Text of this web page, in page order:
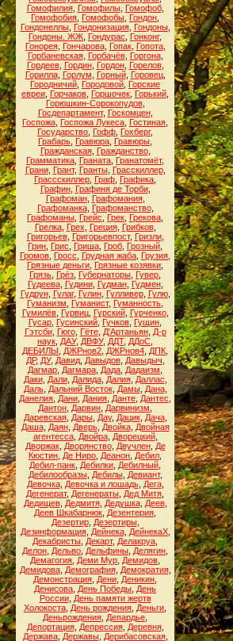
Гомофилия, Гомофилы, Гомофоб,
Гомофобия Гомофобы Гондон
Гондонеллы, Гондонизация, Гондоны,
Гондоны. ЖЖ Гондурас Гонконг,
Гонорея, Гончарова, Гопак, Гопота,
Горбаневская, Горбачёв, Горгона,
Гордеев, Гордин, Гордон, Горелов,
Горилла, Горлум Горный, Горовец,
Городничий Городовой Горские
евреи Горчаков Горшочек Горький
Горюшкин-Сорокопудов,
Госдепартамент, Госкомцен,
Госпожа Госпожа Лукеса Гостиная
Государство Гофф Гохберг,
Грабарь Гравюра Гравюры
Гражданская, Гражданство,
Грамматика Граната Гранатомёт,
Грани, Грант, Гранты, Грасскиллер,
Грассскиллер Граф Графика
Графин, Графиня де Торби,
Графоман, Графомания,
Графоманка, Графоманство,
Графоманы Грейс Грек Грекова
Грелка, Грех Греция, Грибков,
Григорьев, Григорьевпост, Гризли,
Грин Грис Гриша Гроб Грозный
Громов Гросс Грудная жаба Грузия
Грязные деньги Грязные козявки
Грязь Грёз Губернаторы Гувер
Гудеева, Гудини, Гудман, Гудмен,
Гудрун, Гулаг, Гулин, Гулливер, Гулю,
Гуманизм
Гуманист, Гуманность
Гумилёв, Гурвиц, Гурский, Гурченко,
Гусар Гусинский Гучков Гущин
Гэтсби, Гюго, Гёте, Д'Артаньян, Д-р
наук ДАУ, ДВФУ, ДДТ, ДДоС
ДЕБИЛЫ
ДЖРнов2 ДЖРнов4 ДПК
ДР, ДУ, Давид, Давыдов, Давыдыч
Дагмар Дагмара Дада Дадаизм
Даки, Дали, Далида, Далия, Даллас
Даль, Дальний Восток, Дамы, Дана,
Данелия Дани Дания Данте Дантес
Дантон Дарвин Дарвинизм
Даревская, Дары, Дау, Дацик, Дача,
Даша, Даян, Дверь, Двойка, Двойная
агентесса, Двойра, Дворецкий,
Дворжак, Дворянство, Двучлен, Де
Кюстин Де Ниро Деанон Дебил
Дебил-панк Дебилки Дебилный
Дебилообразы, Дебилы, Девиант,
Девочка, Девочка и лошадь, Дега,
Дегенерат, Дегенераты Дед Митя
Дедищев, Дедмитя, Дедушка, Деев,
Деев Шкабарнюк Дезентерия
Дезертир, Дезертиры,
Дезинформация, Дейнека, ДейнекаХ,
Декабристы Декарт, Делакруа
Делон Дельво Дельфины Делягин
Демагогия Деми Мур Демидов
Демидова, Демография, Демократия,
Демонстрация Дени Деникин
Денисова День Победы День
России, День памяти жертв
Холокоста День рождения Деньги
Деньрождения Депардье
Депортация, Депрессия, Деревня,
Держава, Державы, Дерибасовская,